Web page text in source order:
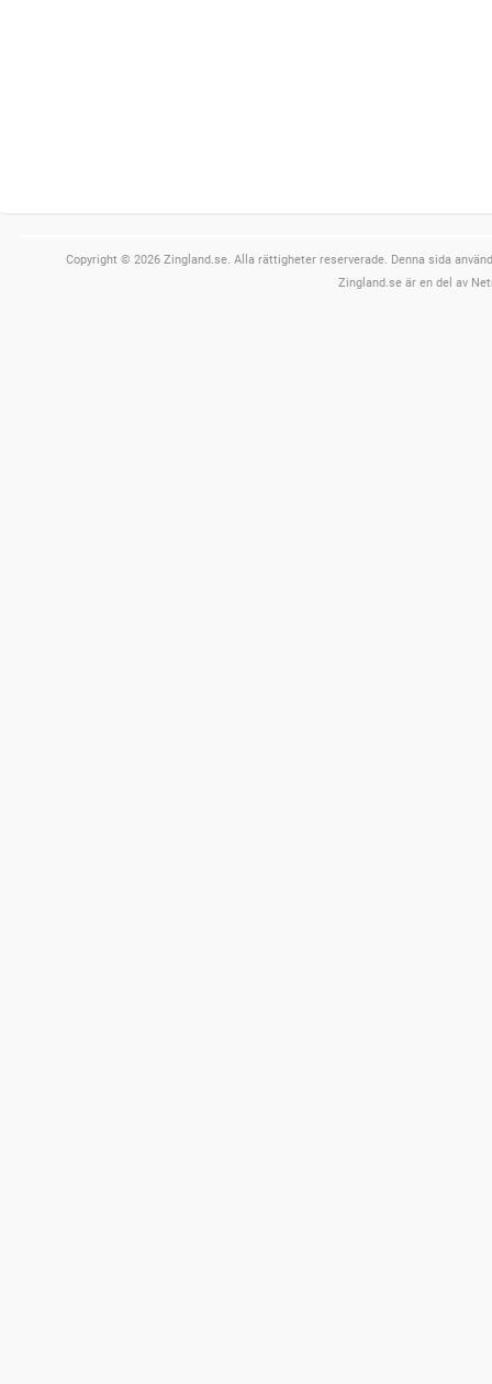
Copyright © 2026 Zingland.se. Alla rättigheter reserverade. Denna sida
Zingland.se är en del av